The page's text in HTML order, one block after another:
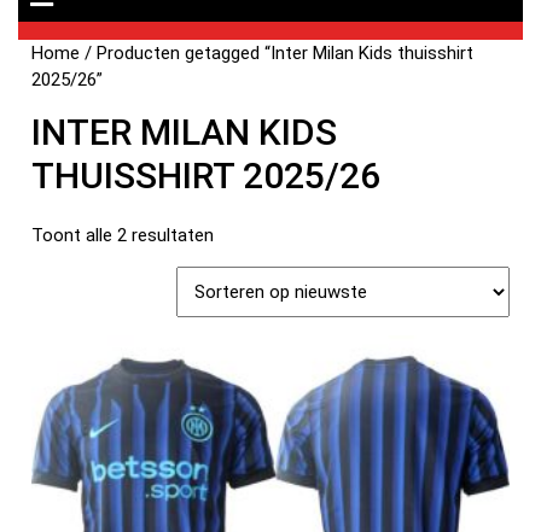
Home / Producten getagged “Inter Milan Kids thuisshirt
2025/26”
INTER MILAN KIDS
THUISSHIRT 2025/26
Toont alle 2 resultaten